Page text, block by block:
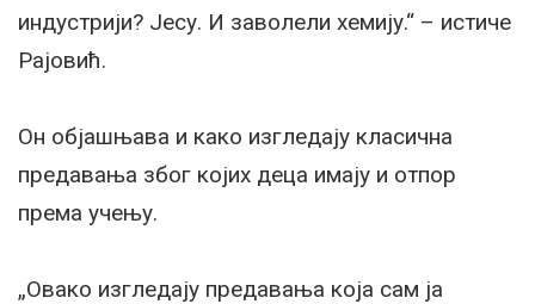
индустрији? Јесу. И заволели хемију.“ – истиче
Рајовић.
Он објашњава и како изгледају класична
предавања због којих деца имају и отпор
према учењу.
„Овако изгледају предавања која сам ја